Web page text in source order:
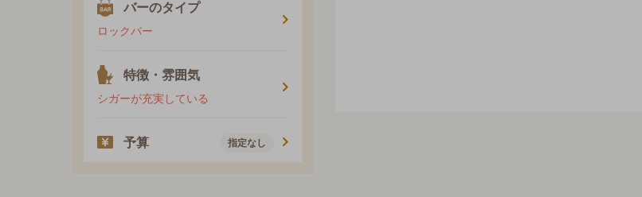
バーのタイプ
ロックバー
特徴・雰囲気
シガーが充実している
予算 指定なし